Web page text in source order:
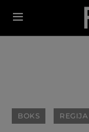
BOKS REGIJA